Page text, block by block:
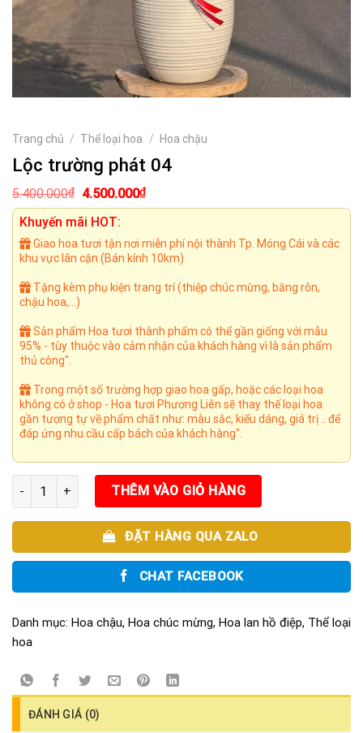
Trang chủ / Thể loại hoa / Hoa chậu
Lộc trường phát 04
5.400.000₫
Giá
gốc
là:
5.400.000₫.
4.500.000₫Giá
hiện
4.500.000₫.
Khuyến mãi HOT:
Giao hoa tươi tận nơi miễn phí nội thành Tp. Móng Cái và các
khu vực lân cận (Bán kính 10km)
Tặng kèm phụ kiện trang trí (thiệp chúc mừng, băng rôn,
chậu hoa,...)
Sản phẩm Hoa tươi thành phẩm có thể gần giống với mẫu
95% - tùy thuộc vào cảm nhận của khách hàng vì là sản phẩm
thủ công".
Trong một số trường hợp giao hoa gấp, hoặc các loại hoa
không có ở shop - Hoa tươi Phương Liên sẽ thay thế loại hoa
gần tương tự về phẩm chất như: màu sắc, kiểu dáng, giá trị .. để
đáp ứng nhu cầu cấp bách của khách hàng".
Lộc trường phát 04 số lượngTHÊM VÀO GIỎ HÀNG
ĐẶT HÀNG QUA ZALO
CHAT FACEBOOK
Danh mục: Hoa chậu, Hoa chúc mừng, Hoa lan hồ điệp, Thể loại
hoa
ĐÁNH GIÁ (0)